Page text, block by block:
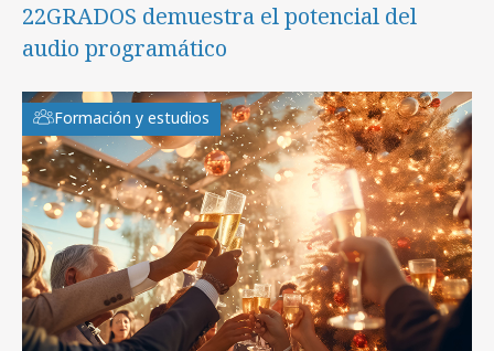
22GRADOS demuestra el potencial del
audio programático
Formación y estudios